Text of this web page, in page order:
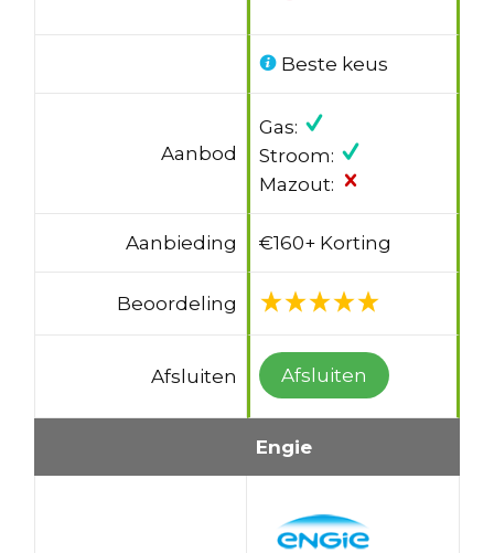
Beste keus
Aanbod
Gas:
Stroom:
Mazout:
Aanbieding €160+ Korting
Beoordeling
Afsluiten Afsluiten
Engie